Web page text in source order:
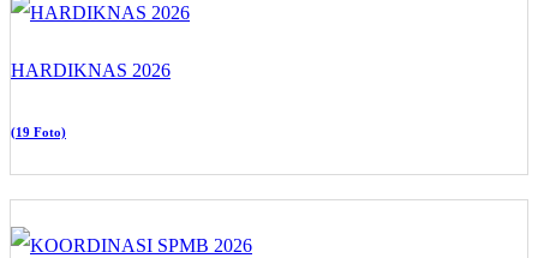
HARDIKNAS 2026
(19 Foto)